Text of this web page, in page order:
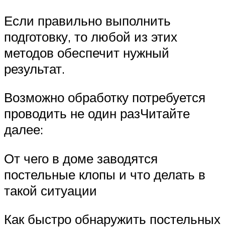
Если правильно выполнить
подготовку, то любой из этих
методов обеспечит нужный
результат.
Возможно обработку потребуется
проводить не один разЧитайте
далее:
От чего в доме заводятся
постельные клопы и что делать в
такой ситуации
Как быстро обнаружить постельных